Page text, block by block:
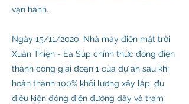
vận hành.
Ngày 15/11/2020, Nhà máy điện mặt trời
Xuân Thiện - Ea Súp chính thức đóng điện
thành công giai đoạn 1 của dự án sau khi
hoàn thành 100% khối lượng xây lắp, đủ
điều kiện đóng điện đường dây và trạm